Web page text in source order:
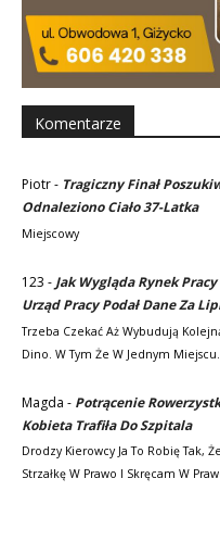
Komentarze
Piotr- Tragiczny Finał
Odnaleziono Ciało 37-Latka
Miejscowy
123 - Jak Wygląda Rynek
Urząd Pracy Podał Dane Za
Trzeba Czekać Aż Wybudują
Dino. W Tym Że W Jednym Miejscu…
Magda - Potrącenie
Kobieta Trafiła Do Szpitala
Drodzy Kierowcy Ja To Robię Tak,
Strzałkę W Prawo I Skręcam W